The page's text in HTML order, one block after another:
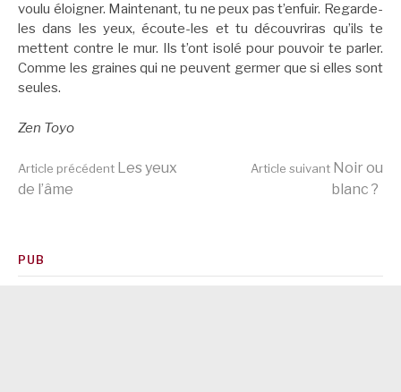
voulu éloigner. Maintenant, tu ne peux pas t’enfuir. Regarde-
les dans les yeux, écoute-les et tu découvriras qu’ils te
mettent contre le mur. Ils t’ont isolé pour pouvoir te parler.
Comme les graines qui ne peuvent germer que si elles sont
seules.
Zen Toyo
Lire
la
Article précédent Les yeux
de l’âme
Article suivant Noir ou
blanc ?
PUB